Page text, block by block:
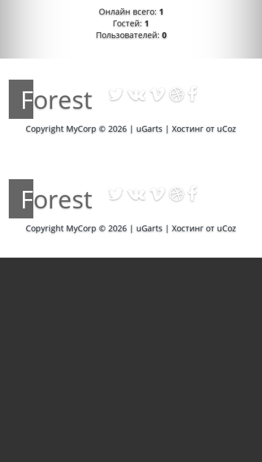
Онлайн всего: 1
Гостей: 1
Пользователей:0
Forest
Copyright MyCorp © 2026 | uGarts | Хостинг от uCoz
Forest
Copyright MyCorp © 2026 | uGarts | Хостинг от uCoz